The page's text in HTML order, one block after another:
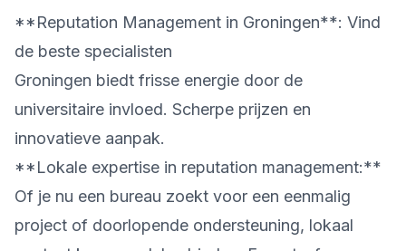
**Reputation Management in Groningen**: Vind
de beste specialisten
Groningen biedt frisse energie door de
universitaire invloed. Scherpe prijzen en
innovatieve aanpak.
**Lokale expertise in reputation management:**
Of je nu een bureau zoekt voor een eenmalig
project of doorlopende ondersteuning, lokaal